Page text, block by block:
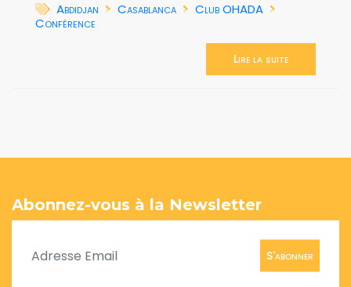
Abdidjan
Casablanca
Club OHADA
Conférence
Lire la suite
Abonnez-vous à la Newsletter
S'abonner